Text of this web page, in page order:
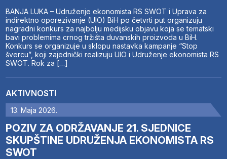
BANJA LUKA – Udruženje ekonomista RS SWOT i Uprava za
indirektno oporezivanje (UIO) BiH po četvrti put organizuju
nagradni konkurs za najbolju medijsku objavu koja se tematski
bavi problemima crnog tržišta duvanskih proizvoda u BiH.
Konkurs se organizuje u sklopu nastavka kampanje “Stop
švercu”, koji zajednički realizuju UIO i Udruženje ekonomista RS
SWOT. Rok za […]
AKTIVNOSTI
13. Maja 2026.
POZIV ZA ODRŽAVANJE 21. SJEDNICE
SKUPŠTINE UDRUŽENJA EKONOMISTA RS
SWOT